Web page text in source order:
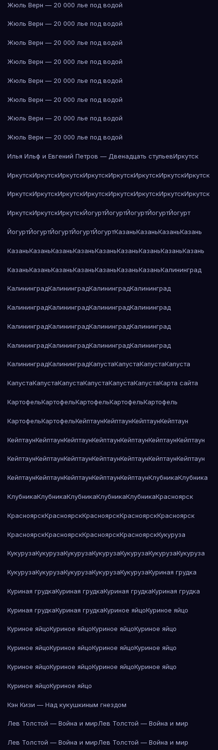
Жюль Верн — 20 000 лье под водой
Жюль Верн — 20 000 лье под водой
Жюль Верн — 20 000 лье под водой
Жюль Верн — 20 000 лье под водой
Жюль Верн — 20 000 лье под водой
Жюль Верн — 20 000 лье под водой
Жюль Верн — 20 000 лье под водой
Жюль Верн — 20 000 лье под водой
Илья Ильф и Евгений Петров — Двенадцать стульевИркутск
ИркутскИркутскИркутскИркутскИркутскИркутскИркутскИркутск
ИркутскИркутскИркутскИркутскИркутскИркутскИркутскИркутск
ИркутскИркутскИркутскЙогуртЙогуртЙогуртЙогуртЙогурт
ЙогуртЙогуртЙогуртЙогуртЙогуртКазаньКазаньКазаньКазань
КазаньКазаньКазаньКазаньКазаньКазаньКазаньКазаньКазань
КазаньКазаньКазаньКазаньКазаньКазаньКазаньКалининград
КалининградКалининградКалининградКалининград
КалининградКалининградКалининградКалининград
КалининградКалининградКалининградКалининград
КалининградКалининградКалининградКалининград
КалининградКалининградКапустаКапустаКапустаКапуста
КапустаКапустаКапустаКапустаКапустаКапустаКарта сайта
КартофельКартофельКартофельКартофельКартофель
КартофельКартофельКейптаунКейптаунКейптаунКейптаун
КейптаунКейптаунКейптаунКейптаунКейптаунКейптаунКейптаун
КейптаунКейптаунКейптаунКейптаунКейптаунКейптаунКейптаун
КейптаунКейптаунКейптаунКейптаунКейптаунКлубникаКлубника
КлубникаКлубникаКлубникаКлубникаКлубникаКрасноярск
КрасноярскКрасноярскКрасноярскКрасноярскКрасноярск
КрасноярскКрасноярскКрасноярскКрасноярскКукуруза
КукурузаКукурузаКукурузаКукурузаКукурузаКукурузаКукуруза
КукурузаКукурузаКукурузаКукурузаКукурузаКуриная грудка
Куриная грудкаКуриная грудкаКуриная грудкаКуриная грудка
Куриная грудкаКуриная грудкаКуриное яйцоКуриное яйцо
Куриное яйцоКуриное яйцоКуриное яйцоКуриное яйцо
Куриное яйцоКуриное яйцоКуриное яйцоКуриное яйцо
Куриное яйцоКуриное яйцоКуриное яйцоКуриное яйцо
Куриное яйцоКуриное яйцо
Кэн Кизи — Над кукушкиным гнездом
Лев Толстой — Война и мирЛев Толстой — Война и мир
Лев Толстой — Война и мирЛев Толстой — Война и мир